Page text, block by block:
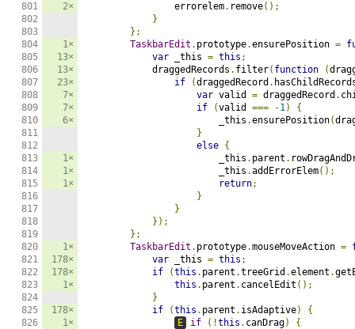
2×
1×
13×
13×
23×
7×
7×
6×
1×
1×
1×
1×
178×
178×
1×
178×
1×
                errorelem
. remove();
}
};
TaskbarEdit . prototype.ensurePosition =
var _this = this ;
            draggedRecords
. filter( function (
if
(draggedRecord .
var valid = draggedRecord .
if
(valid === -1)
{
                        _this
.ensurePosition(
}
else {
                        _this
. parent .
                        _this
.addErrorElem();
return;
}
}
});
};
TaskbarEdit . prototype.mouseMoveAction =
var _this = this ;
if
(this . parent .treeGrid .element .
this . parent . cancelEdit ();
}
if
(this . parent . isAdaptive)
{
E
if (!this . canDrag)
{